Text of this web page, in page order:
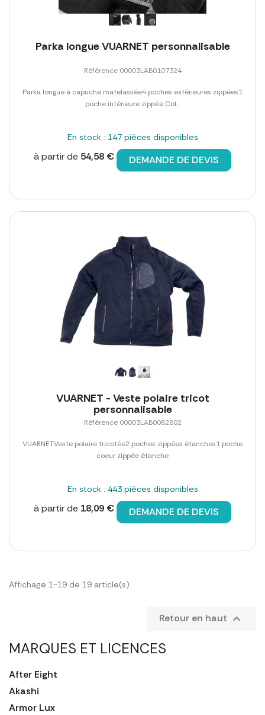
MARQUES ET LICENCES
After Eight
Akashi
Armor Lux
Parka longue VUARNET personnalisable
Référence 00003LAB0107324
Parka longue à capuche matelassée4 poches extérieures zippées1
poche intérieure zippée Col...
En stock : 147 pièces disponibles
à partir de 54,58 € DEMANDE DE DEVIS
VUARNET - Veste polaire tricot
personnalisable
Référence 00003LAB0082802
VUARNETVeste polaire tricotée2 poches zippées étanches1 poche
coeur zippée étanche
En stock : 443 pièces disponibles
à partir de 18,09 € DEMANDE DE DEVIS
Affichage 1-19 de 19 article(s)
Retour en haut 